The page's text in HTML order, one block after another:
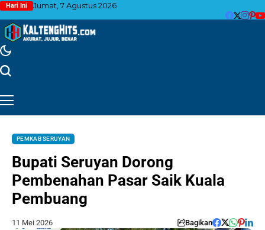
Hari Ini Jumat, 7 Agustus 2026
PEMKAB SERUYAN
Bupati Seruyan Dorong
Pembenahan Pasar Saik Kuala
Pembuang
11 Mei 2026 Bagikan